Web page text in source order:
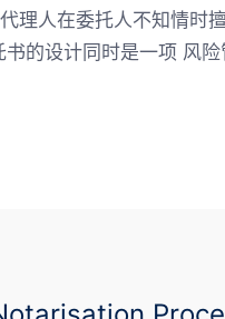
理人在委托人不知情时
书的设计同时是一项 风险